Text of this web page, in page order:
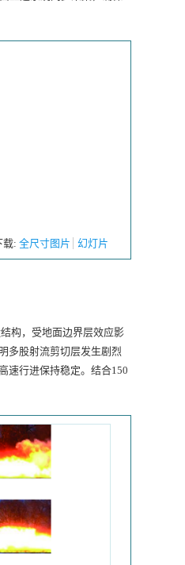
载: 全尺寸图片 幻灯片
构，受地面边界层效应影
多股射流剪切层发生剧烈
速行进保持稳定。结合150